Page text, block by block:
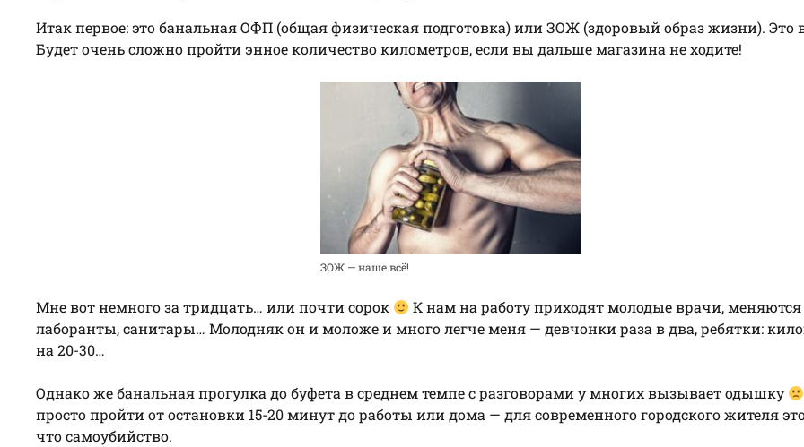
Итак первое: это банальная ОФП (общая физическая подготовка) или ЗОЖ (здоровый образ жизни). Это
Будет очень сложно пройти энное количество километров, если вы дальше магазина не ходите!
ЗОЖ — наше всё!
Мне вот немного за тридцать… или почти сорок
К нам на работу приходят молодые врачи, меняются
лаборанты, санитары… Молодняк он и моложе и много легче меня — девчонки раза в два, ребятки:
на 20-30…
Однако же банальная прогулка до буфета в среднем темпе с разговорами у многих вызывает одышку
просто пройти от остановки 15-20 минут до работы или дома — для современного городского жителя
что самоубийство.